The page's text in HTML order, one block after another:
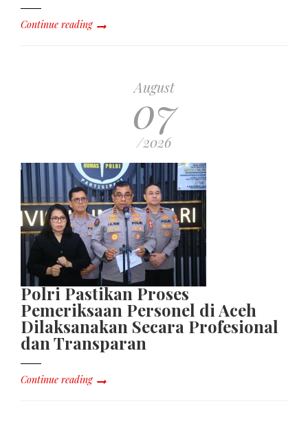
Continue reading
August
07
/2026
Polri Pastikan Proses
Pemeriksaan Personel di Aceh
Dilaksanakan Secara Profesional
dan Transparan
Continue reading